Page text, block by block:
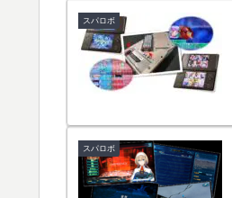
スパロボ
スパロボ